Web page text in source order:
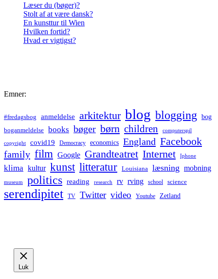
Læser du (bøger)?
Stolt af at være dansk?
En kunsttur til Wien
Hvilken fortid?
Hvad er vigtigst?
Emner:
#fredagsbog anmeldelse arkitektur blog blogging bog
boganmeldelse books bøger børn children computerspil
copyright covid19 Democracy economics England Facebook
family film Google Grandteatret Internet Iphone
klima kultur kunst litteratur Louisiana læsning mobning
museum politics reading research rv rving school science
serendipitet TV Twitter video Youtube Zetland
Luk